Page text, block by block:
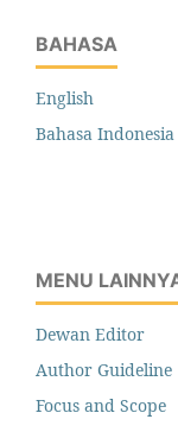
BAHASA
English
Bahasa Indonesia
MENU
Dewan Editor
Author Guideline
Focus and Scope